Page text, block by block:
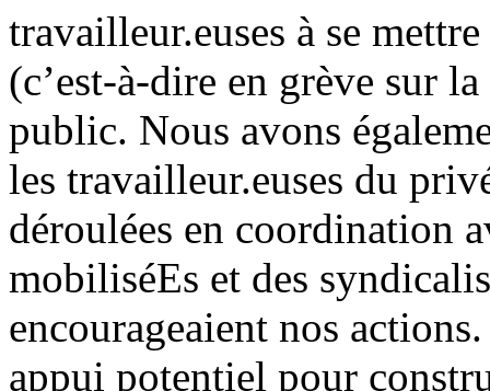
travailleur.euses à se
(c’est-à-dire en grève sur
public. Nous avons
les travailleur.euses du
déroulées en coordination
mobiliséEs et des
encourageaient nos
appui potentiel pour